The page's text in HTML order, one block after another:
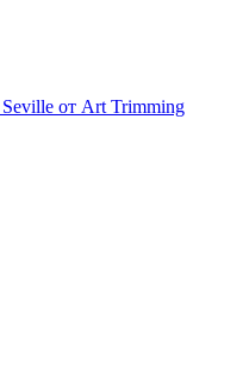
Seville от Art Trimming